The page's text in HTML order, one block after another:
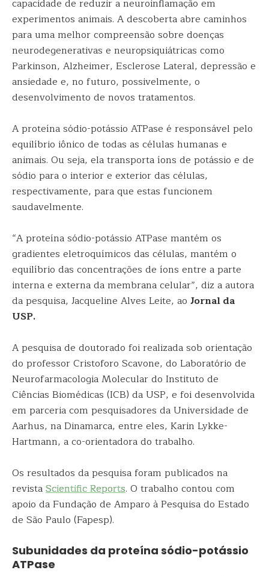
capacidade de reduzir a neuroinflamação em
experimentos animais. A descoberta abre caminhos
para uma melhor compreensão sobre doenças
neurodegenerativas e neuropsiquiátricas como
Parkinson, Alzheimer, Esclerose Lateral, depressão e
ansiedade e, no futuro, possivelmente, o
desenvolvimento de novos tratamentos.
A proteína sódio-potássio ATPase é responsável pelo
equilíbrio iônico de todas as células humanas e
animais. Ou seja, ela transporta íons de potássio e de
sódio para o interior e exterior das células,
respectivamente, para que estas funcionem
saudavelmente.
“A proteína sódio-potássio ATPase mantém os
gradientes eletroquímicos das células, mantém o
equilíbrio das concentrações de íons entre a parte
interna e externa da membrana celular”, diz a autora
da pesquisa, Jacqueline Alves Leite, ao Jornal da
USP.
A pesquisa de doutorado foi realizada sob orientação
do professor Cristoforo Scavone, do Laboratório de
Neurofarmacologia Molecular do Instituto de
Ciências Biomédicas (ICB) da USP, e foi desenvolvida
em parceria com pesquisadores da Universidade de
Aarhus, na Dinamarca, entre eles, Karin Lykke-
Hartmann, a co-orientadora do trabalho.
Os resultados da pesquisa foram publicados na
revistaScientific Reports. O trabalho contou com
apoio da Fundação de Amparo à Pesquisa do Estado
de São Paulo (Fapesp).
Subunidades da proteína sódio-potássio
ATPase